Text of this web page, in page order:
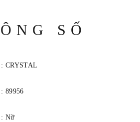
0030M
SỐ
: CRYSTAL
: 89956
: Nữ